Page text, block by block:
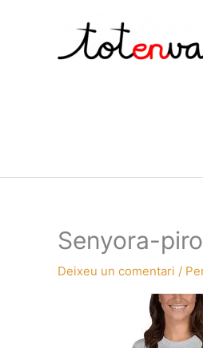
Senyora-
Deixeu un comentari /